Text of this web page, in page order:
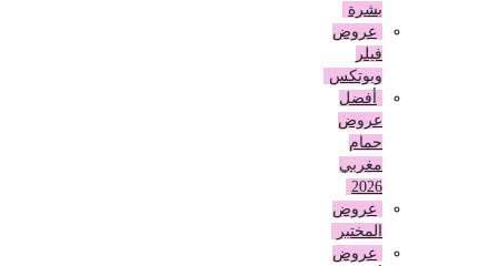
بشرة
عروض
وبوتكس
أفضل
عروض
حمام
مغربي
عروض
المختبر
عروض